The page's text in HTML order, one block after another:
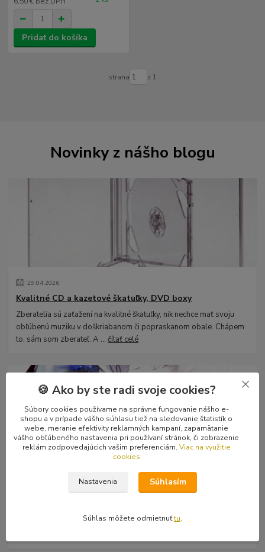
Pridať do košíka
strana z 1
Novinky z nášho blogu
29.04.2026
Kvalitné CD a kazetové škatuľky, DVD boxy
Zberatelia sú zaťažení na kvalitné škatuľky, nik nechce mať svoju
obľúbenú muziku v doškriabanom či popraskanom obale. Chápem
to, sám som zberateľ. A ...čítať celé
Ako nájsť vydavateľa, či vydať vlastnú knihu? Rady a tipy
vydavateľa (ale aj to má svoju technológiu), alebo si prvotinu
🍪 Ako by ste radi svoje cookies?
Súbory cookies používame na správne fungovanie nášho e-
shopu a v prípade vášho súhlasu tiež na sledovanie štatistík o
webe, meranie efektivity reklamných kampaní, zapamätanie
vášho obľúbeného nastavenia pri používaní stránok, či zobrazenie
reklám zodpovedajúcich vašim preferenciám. Viac na využitie
cookies
Nastavenia Súhlasím
Súhlas môžete odmietnuťtu.